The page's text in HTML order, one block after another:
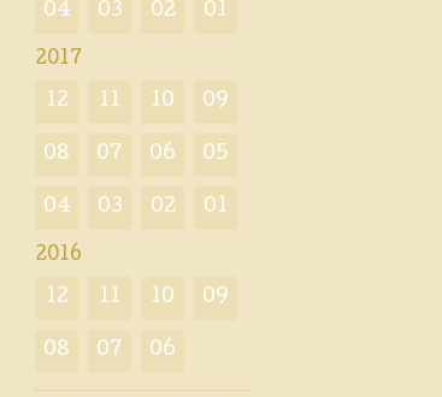
04 03 02 01
2017
12 11 10 09
08 07 06 05
04 03 02 01
2016
12 11 10 09
08 07 06